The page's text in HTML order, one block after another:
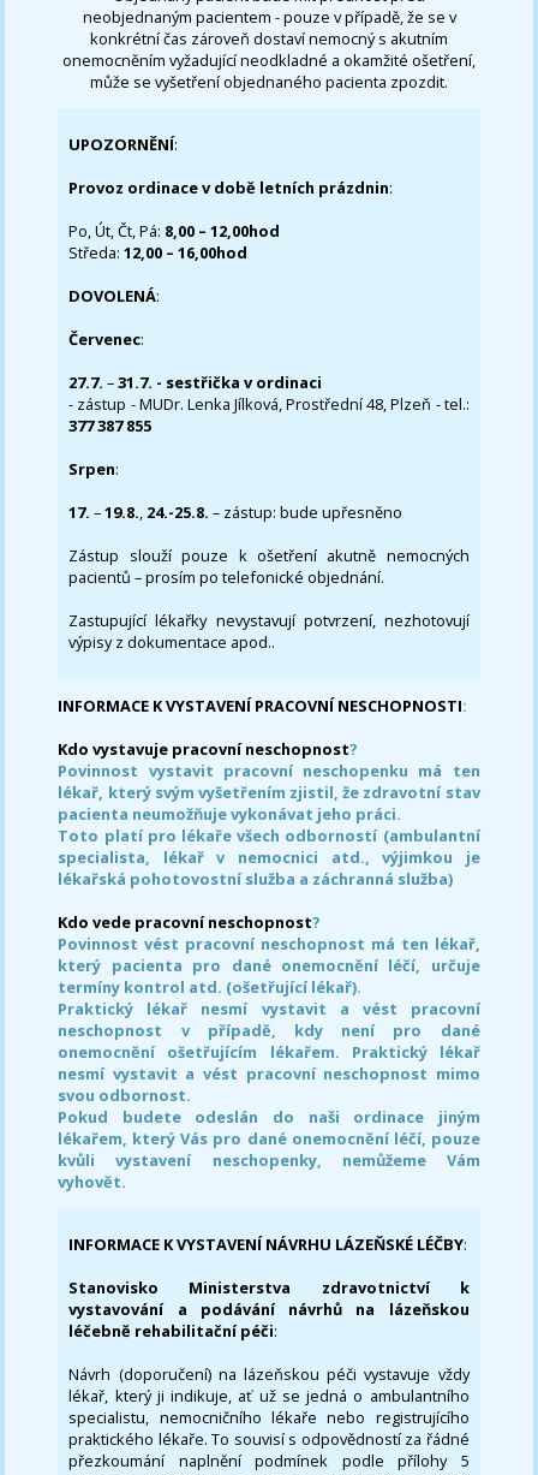
neobjednaným pacientem - pouze v případě, že se v
konkrétní čas zároveň dostaví nemocný s akutním
onemocněním vyžadující neodkladné a okamžité ošetření,
může se vyšetření objednaného pacienta zpozdit.
UPOZORNĚNÍ:
Provoz ordinace v době letních prázdnin:
Po, Út, Čt, Pá: 8,00 – 12,00hod
Středa:12,00 – 16,00hod
DOVOLENÁ:
Červenec:
27.7.–31.7. - sestřička v ordinaci
- zástup - MUDr. Lenka Jílková, Prostřední 48, Plzeň - tel.:
377 387 855
Srpen:
17. –19.8., 24.-25.8. – zástup: bude upřesněno
Zástup slouží pouze k ošetření akutně nemocných
pacientů – prosím po telefonické objednání.
Zastupující lékařky nevystavují potvrzení, nezhotovují
výpisy z dokumentace apod..
INFORMACE K VYSTAVENÍ PRACOVNÍ NESCHOPNOSTI:
Kdo vystavuje pracovní neschopnost?
Povinnost vystavit pracovní neschopenku má ten
lékař, který svým vyšetřením zjistil, že zdravotní stav
pacienta neumožňuje vykonávat jeho práci.
Toto platí pro lékaře všech odborností (ambulantní
specialista, lékař v nemocnici atd., výjimkou je
lékařská pohotovostní služba a záchranná služba)
Kdo vede pracovní neschopnost?
Povinnost vést pracovní neschopnost má ten lékař,
který pacienta pro dané onemocnění léčí, určuje
termíny kontrol atd. (ošetřující lékař).
Praktický lékař nesmí vystavit a vést pracovní
neschopnost v případě, kdy není pro dané
onemocnění ošetřujícím lékařem. Praktický lékař
nesmí vystavit a vést pracovní neschopnost mimo
svou odbornost.
Pokud budete odeslán do naši ordinace jiným
lékařem, který Vás pro dané onemocnění léčí, pouze
kvůli vystavení neschopenky, nemůžeme Vám
vyhovět.
INFORMACE K VYSTAVENÍ NÁVRHU LÁZEŇSKÉ LÉČBY:
Stanovisko Ministerstva zdravotnictví k
vystavování a podávání návrhů na lázeňskou
léčebně rehabilitační péči:
Návrh (doporučení) na lázeňskou péči vystavuje vždy
lékař, který ji indikuje, ať už se jedná o ambulantního
specialistu, nemocničního lékaře nebo registrujícího
praktického lékaře. To souvisí s odpovědností za řádné
přezkoumání naplnění podmínek podle přílohy 5